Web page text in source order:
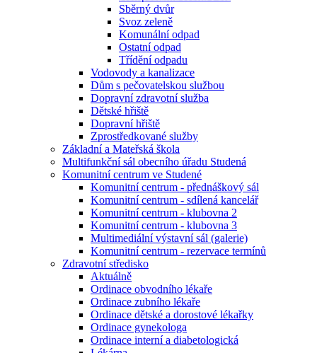
Sběrný dvůr
Svoz zeleně
Komunální odpad
Ostatní odpad
Třídění odpadu
Vodovody a kanalizace
Dům s pečovatelskou službou
Dopravní zdravotní služba
Dětské hřiště
Dopravní hřiště
Zprostředkované služby
Základní a Mateřská škola
Multifunkční sál obecního úřadu Studená
Komunitní centrum ve Studené
Komunitní centrum - přednáškový sál
Komunitní centrum - sdílená kancelář
Komunitní centrum - klubovna 2
Komunitní centrum - klubovna 3
Multimediální výstavní sál (galerie)
Komunitní centrum - rezervace termínů
Zdravotní středisko
Aktuálně
Ordinace obvodního lékaře
Ordinace zubního lékaře
Ordinace dětské a dorostové lékařky
Ordinace gynekologa
Ordinace interní a diabetologická